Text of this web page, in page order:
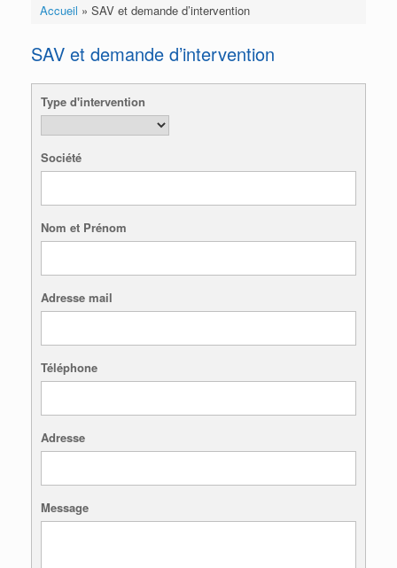
Accueil » SAV et demande d’intervention
SAV et demande d’intervention
Type d'intervention
Société
Nom et Prénom
Adresse mail
Téléphone
Adresse
Message